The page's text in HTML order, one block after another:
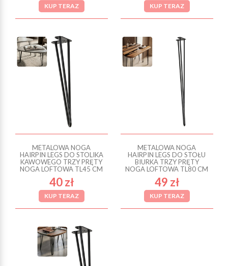
KUP TERAZ KUP TERAZ
METALOWA NOGA
HAIRPIN LEGS DO STOLIKA
KAWOWEGO TRZY PRĘTY
NOGA LOFTOWA TL45 CM
40 zł
KUP TERAZ
METALOWA NOGA
HAIRPIN LEGS DO STOŁU
BIURKA TRZY PRĘTY
NOGA LOFTOWA TL80 CM
49 zł
KUP TERAZ